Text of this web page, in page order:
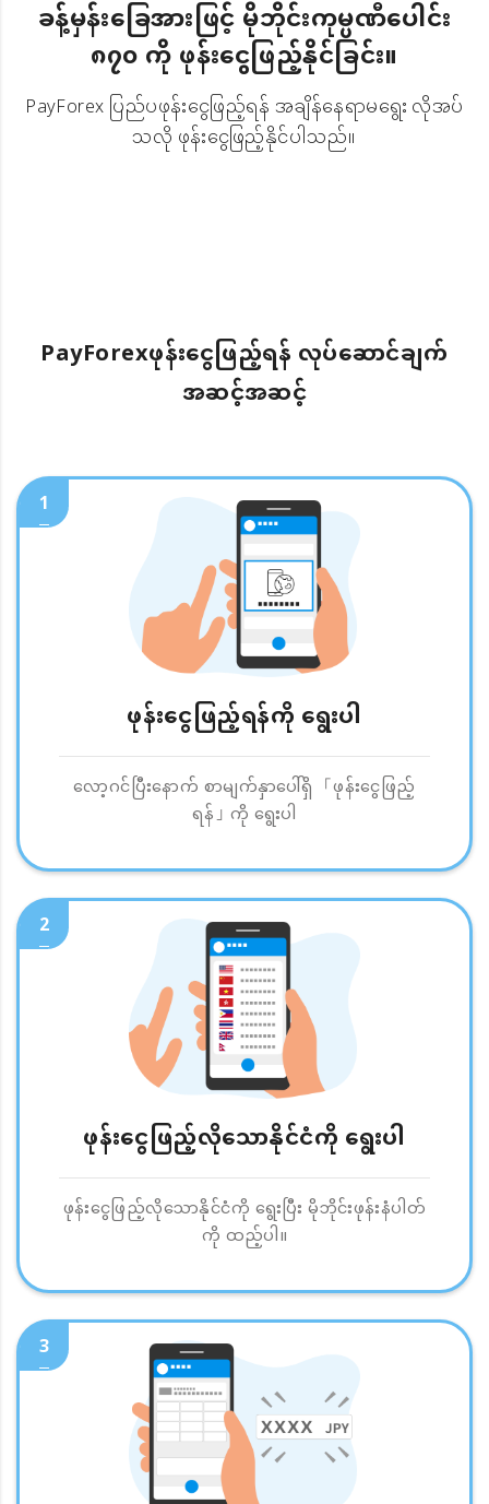
ခန့်မှန်းခြေအားဖြင့် မိုဘိုင်းကုမ္ပဏီပေါင်း
၈၇၀ ကို ဖုန်းငွေဖြည့်နိုင်ခြင်း။
PayForex ပြည်ပဖုန်းငွေဖြည့်ရန် အချိန်နေရာမရွေး လိုအပ်
သလို ဖုန်းငွေဖြည့်နိုင်ပါသည်။
PayForexဖုန်းငွေဖြည့်ရန် လုပ်ဆောင်ချက်
အဆင့်အဆင့်
1
ဖုန်းငွေဖြည့်ရန်ကို ရွေးပါ
လော့ဂင်ပြီးနောက် စာမျက်နှာပေါ်ရှိ 「ဖုန်းငွေဖြည့်
ရန်」ကို ရွေးပါ
2
ဖုန်းငွေဖြည့်လိုသောနိုင်ငံကို ရွေးပါ
ဖုန်းငွေဖြည့်လိုသောနိုင်ငံကို ရွေးပြီး မိုဘိုင်းဖုန်းနံပါတ်
ကို ထည့်ပါ။
3